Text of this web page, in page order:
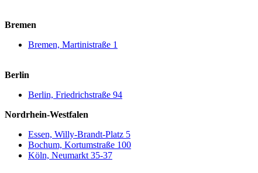
Bremen
Bremen, Martinistraße 1
Berlin
Berlin, Friedrichstraße 94
Nordrhein-Westfalen
Essen, Willy-Brandt-Platz 5
Bochum, Kortumstraße 100
Köln, Neumarkt 35-37